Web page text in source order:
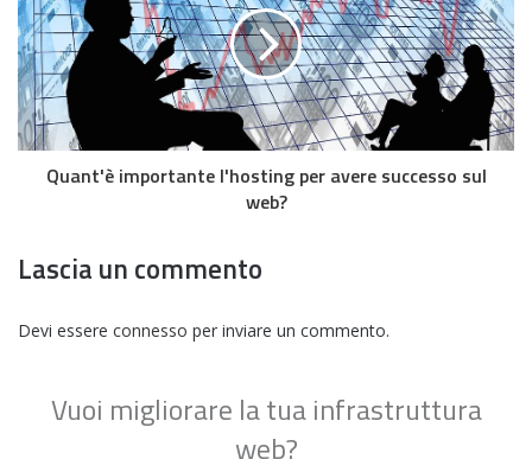
Quant'è importante l'hosting per avere successo sul
web?
Lascia un commento
Devi essere connesso per inviare un commento.
Vuoi migliorare la tua infrastruttura
web?